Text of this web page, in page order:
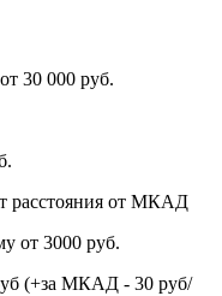
30 000 руб.
расстояния от МКАД
от 3000 руб.
(+за МКАД - 30 руб/